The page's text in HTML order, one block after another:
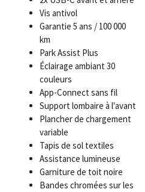
Vis antivol
Garantie 5 ans / 100 000
km
Park Assist Plus
Éclairage ambiant 30
couleurs
App-Connect sans fil
Support lombaire à l'avant
Plancher de chargement
variable
Tapis de sol textiles
Assistance lumineuse
Garniture de toit noire
Bandes chromées sur les